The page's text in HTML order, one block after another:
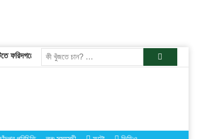
তারেকুর রহমান চাঁদপুরের অর্ধশতাধিক গ্রামে আগামীকাল কোরবানির